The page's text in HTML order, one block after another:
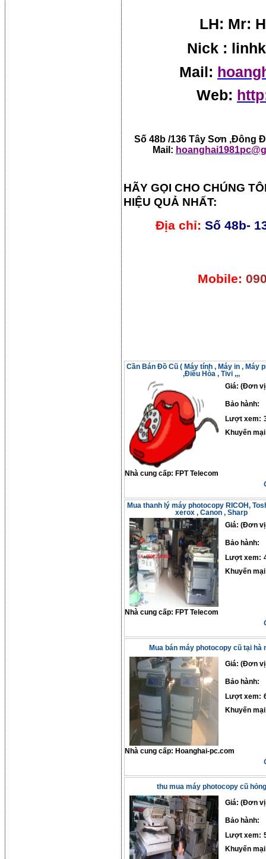
LH: Mr:
Nick :
Mail:
Web:
Số 48b /136 Tây Sơn ,Đông
Mail:
HÃY GỌI CHO CHÚNG
HIỆU QUẢ NHẤT:
Địa chỉ: Số 48b-
Mobile:
Cần Bán Đồ Cũ ( Máy tính , Máy in , Máy
,Điều Hòa , Tivi ,,,
Giá: (Đơn
Bảo hành:
Lượt xem:
Khuyến
Nhà cung cấp: FPT Telecom
Mua thanh lý máy photocopy RICOH,
xerox , Canon , Sharp
Giá: (Đơn
Bảo hành:
Lượt xem:
Khuyến
Nhà cung cấp: FPT Telecom
Mua bán máy photocopy cũ tại hà
Giá: (Đơn
Bảo hành:
Lượt xem:
Khuyến
Nhà cung cấp: Hoanghai-pc.com
thu mua máy photocopy cũ hỏng
Giá: (Đơn
Bảo hành:
Lượt xem:
Khuyến